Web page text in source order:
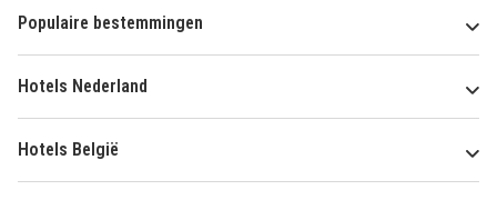
Populaire bestemmingen
Hotels Nederland
Hotels België